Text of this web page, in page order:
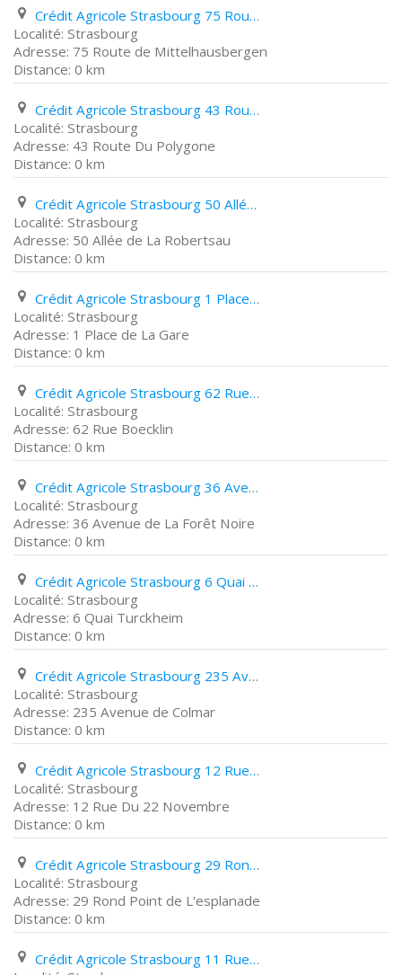
Crédit Agricole Strasbourg 75 Route de Mittelhausbergen
Strasbourg
75 Route de Mittelhausbergen
0 km
Crédit Agricole Strasbourg 43 Route Du Polygone
Strasbourg
43 Route Du Polygone
0 km
Crédit Agricole Strasbourg 50 Allée de La Robertsau
Strasbourg
50 Allée de La Robertsau
0 km
Crédit Agricole Strasbourg 1 Place de La Gare
Strasbourg
1 Place de La Gare
0 km
Crédit Agricole Strasbourg 62 Rue Boecklin
Strasbourg
62 Rue Boecklin
0 km
Crédit Agricole Strasbourg 36 Avenue de La Forêt Noire
Strasbourg
36 Avenue de La Forêt Noire
0 km
Crédit Agricole Strasbourg 6 Quai Turckheim
Strasbourg
6 Quai Turckheim
0 km
Crédit Agricole Strasbourg 235 Avenue de Colmar
Strasbourg
235 Avenue de Colmar
0 km
Crédit Agricole Strasbourg 12 Rue Du 22 Novembre
Strasbourg
12 Rue Du 22 Novembre
0 km
Crédit Agricole Strasbourg 29 Rond Point de L'esplanade
Strasbourg
29 Rond Point de L'esplanade
0 km
Crédit Agricole Strasbourg 11 Rue Brigade D'alsace Lorraine